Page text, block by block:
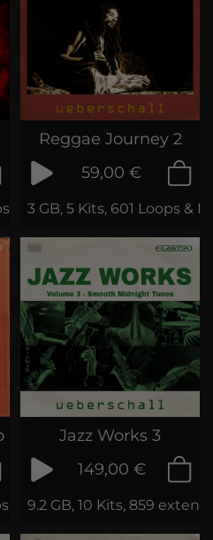
& Phrases
Reggae Journey 2
59,00 €
3 GB, 5 Kits, 601 Loops &
& Phrases
Jazz Works 3
149,00 €
9.2 GB, 10 Kits, 859